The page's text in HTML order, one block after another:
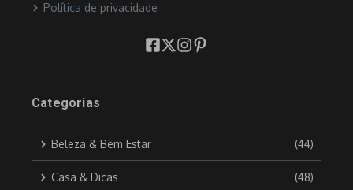
Política de privacidade
Categorias
Beleza & Bem Estar (44)
Casa & Dicas (48)